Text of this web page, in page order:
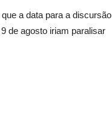
a data para a discursão
de agosto iriam paralisar